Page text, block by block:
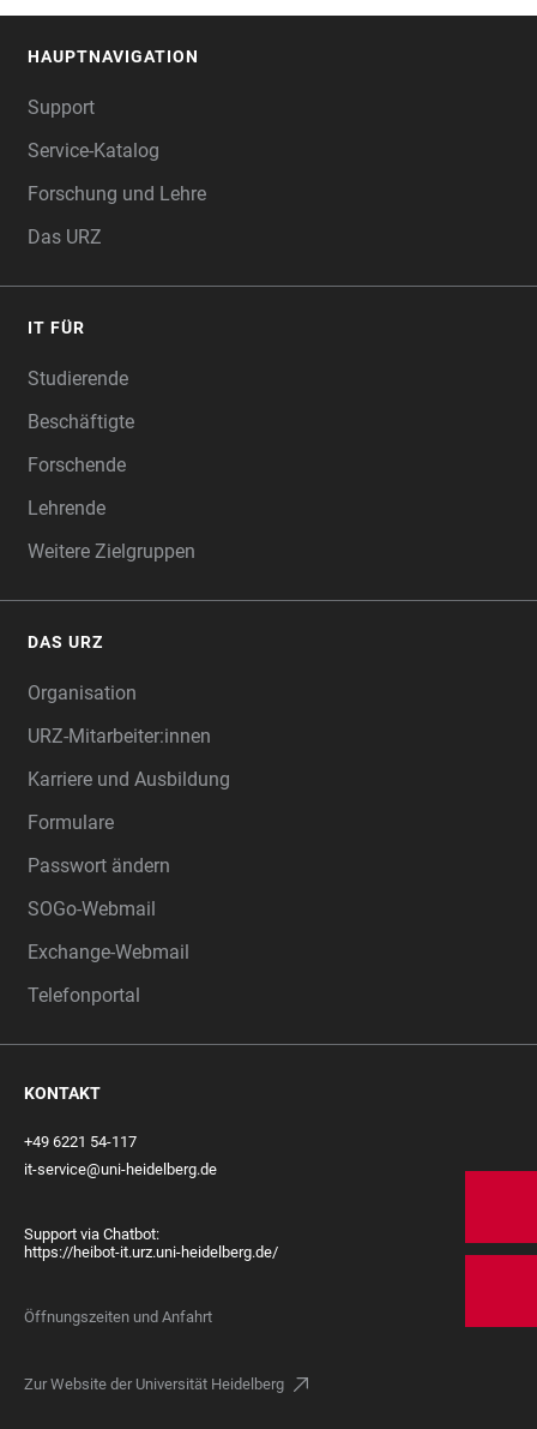
HAUPTNAVIGATION
Support
Service-Katalog
Forschung und Lehre
Das URZ
IT FÜR
Studierende
Beschäftigte
Forschende
Lehrende
Weitere Zielgruppen
DAS URZ
Organisation
URZ-Mitarbeiter:innen
Karriere und Ausbildung
Formulare
Passwort ändern
SOGo-Webmail
Exchange-Webmail
Telefonportal
KONTAKT
+49 6221 54-117
it-service@uni-heidelberg.de
Support via Chatbot:
https://heibot-it.urz.uni-heidelberg.de/
Öffnungszeiten und Anfahrt
Zur Website der Universität Heidelberg